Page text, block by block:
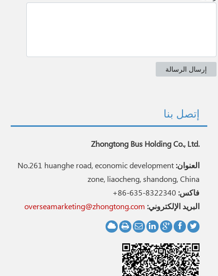
إتصل بنا
Zhongtong Bus Holding Co., Ltd.
العنوان: No.261 huanghe road, economic development
zone, liaocheng, shandong, China
فاكس: +86-635-8322340
البريد الإلكتروني: overseamarketing@zhongtong.com